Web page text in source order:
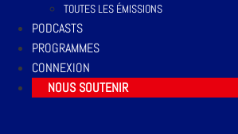
TOUTES LES ÉMISSIONS
PODCASTS
PROGRAMMES
CONNEXION
NOUS SOUTENIR